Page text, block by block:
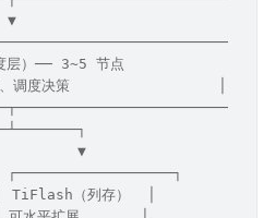
▼
度层）── 3~5 节点             │
理、调度决策                 │
▼
TiFlash（列存）  │